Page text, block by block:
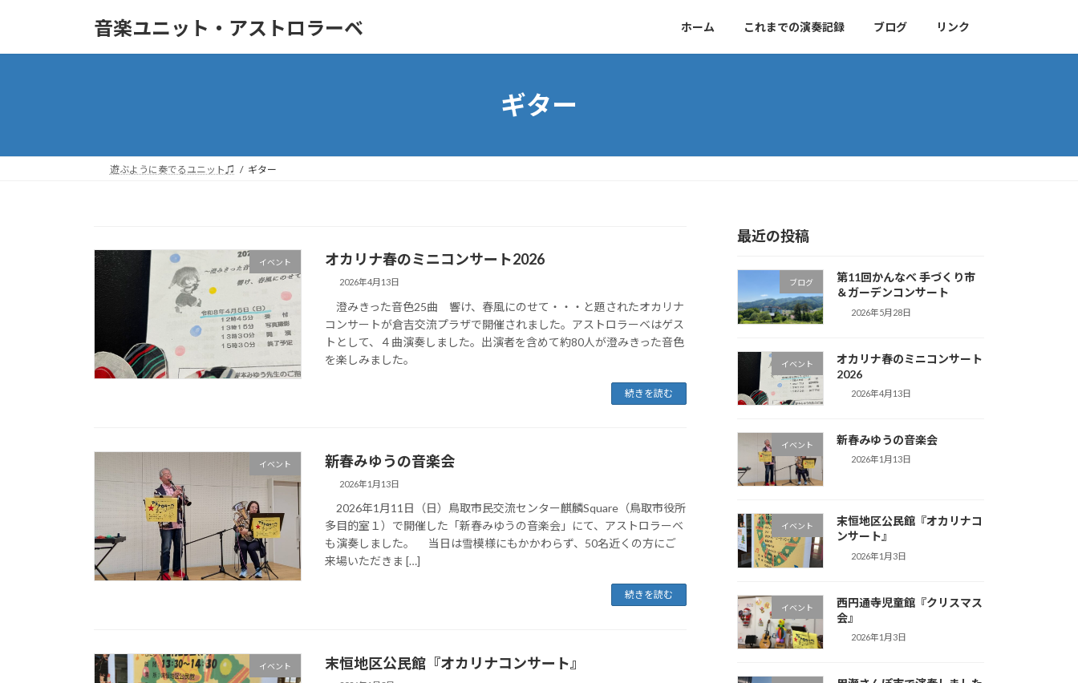
音楽ユニット・アストロラーベ ホーム これまでの演奏記録 ブログ リンク
ギター
遊ぶように奏でるユニット♫ ギター
イベント オカリナ春のミニコンサート2026
2026年4月13日
澄みきった音色25曲 響け、春風にのせて・・・と題されたオカリナ
コンサートが倉吉交流プラザで開催されました。アストロラーベはゲス
トとして、４曲演奏しました。出演者を含めて約80人が澄みきった音色
を楽しみました。
続きを読む
イベント 新春みゆうの音楽会
2026年1月13日
2026年1月11日（日）鳥取市民交流センター麒麟Square（鳥取市役所
多目的室１）で開催した「新春みゆうの音楽会」にて、アストロラーベ
も演奏しました。 当日は雪模様にもかかわらず、50名近くの方にご
来場いただきま […]
続きを読む
イベント 末恒地区公民館『オカリナコンサート』
最近の投稿
ブログ
第11回かんなべ 手づくり市
＆ガーデンコンサート
2026年5月28日
イベント
オカリナ春のミニコンサート
2026
2026年4月13日
イベント 新春みゆうの音楽会
2026年1月13日
イベント
末恒地区公民館『オカリナコ
ンサート』
2026年1月3日
イベント
西円通寺児童館『クリスマス
会』
2026年1月3日